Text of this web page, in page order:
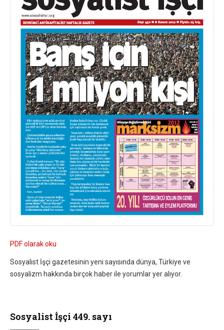
PDF olarak oku
Sosyalist İşçi gazetesinin yeni sayısında dünya, Türkiye ve
sosyalizm hakkında birçok haber ile yorumlar yer alıyor.
Sosyalist İşçi 449. sayı